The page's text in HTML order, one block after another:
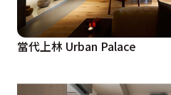
當代上林 Urban Palace